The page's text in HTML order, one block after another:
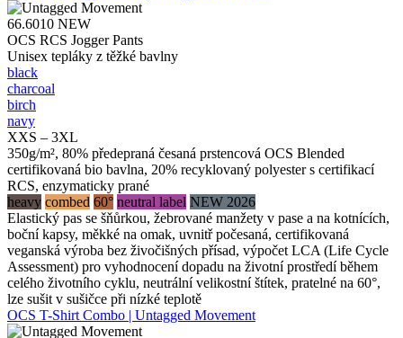
66.6010 NEW
OCS RCS Jogger Pants
Unisex tepláky z těžké bavlny
black
charcoal
birch
navy
XXS – 3XL
350g/m², 80% předepraná česaná prstencová OCS Blended
certifikovaná bio bavlna, 20% recyklovaný polyester s certifikací
RCS, enzymaticky prané
heavy combed 60° neutral label NEW 2026
Elastický pas se šňůrkou, žebrované manžety v pase a na kotnících,
boční kapsy, měkké na omak, uvnitř počesaná, certifikovaná
veganská výroba bez živočišných přísad, výpočet LCA (Life Cycle
Assessment) pro vyhodnocení dopadu na životní prostředí během
celého životního cyklu, neutrální velikostní štítek, pratelné na 60°,
lze sušit v sušičce při nízké teplotě
OCS T-Shirt Combo | Untagged Movement